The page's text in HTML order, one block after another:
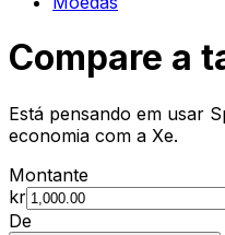
Compare a
Está pensando em usar
economia com a Xe.
Montante
kr
De